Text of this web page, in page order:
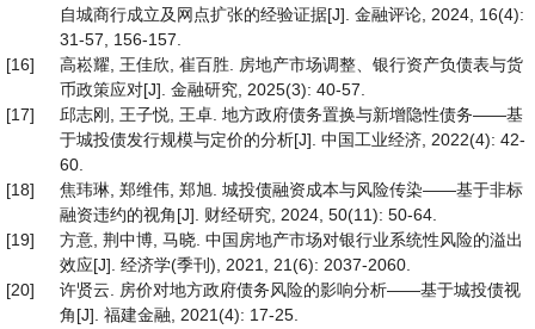
自城商行成立及网点扩张的经验证据[J]. 金融评论, 2024, 16(4):
31-57, 156-157.
[16]
高崧耀, 王佳欣, 崔百胜. 房地产市场调整、银行资产负债表与货
币政策应对[J]. 金融研究, 2025(3): 40-57.
[17]
邱志刚, 王子悦, 王卓. 地方政府债务置换与新增隐性债务——基
于城投债发行规模与定价的分析[J]. 中国工业经济, 2022(4): 42-
60.
[18]
焦玮琳, 郑维伟, 郑旭. 城投债融资成本与风险传染——基于非标
融资违约的视角[J]. 财经研究, 2024, 50(11): 50-64.
[19]
方意, 荆中博, 马晓. 中国房地产市场对银行业系统性风险的溢出
效应[J]. 经济学(季刊), 2021, 21(6): 2037-2060.
[20]
许贤云. 房价对地方政府债务风险的影响分析——基于城投债视
角[J]. 福建金融, 2021(4): 17-25.